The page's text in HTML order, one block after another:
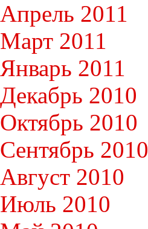
Апрель 2011
Март 2011
Январь 2011
Декабрь 2010
Октябрь 2010
Сентябрь 2010
Август 2010
Июль 2010